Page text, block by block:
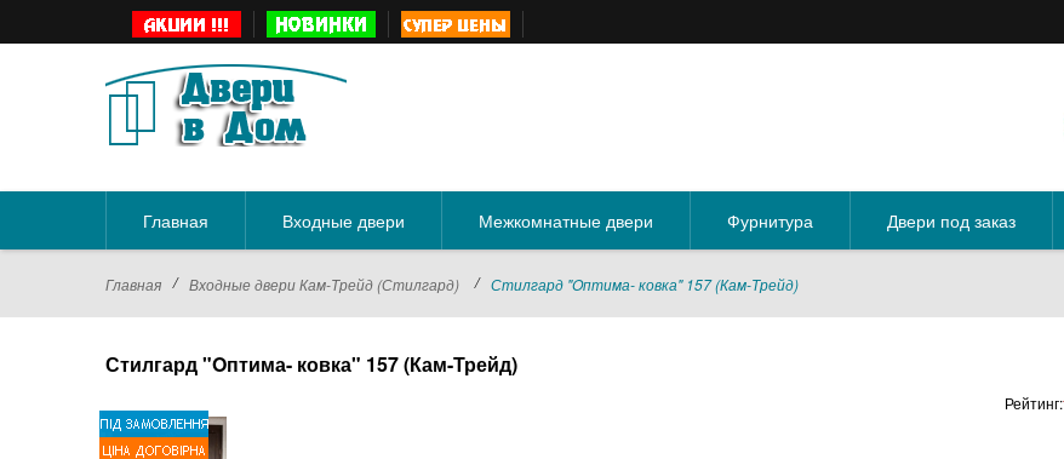
Главная Входные двери Межкомнатные двери Фурнитура Двери под заказ
Главная / Входные двери Кам-Трейд (Стилгард) / Стилгард "Oптима- ковка" 157 (Кам-Трейд)
Стилгард "Oптима- ковка" 157 (Кам-Трейд)
Рейтинг: